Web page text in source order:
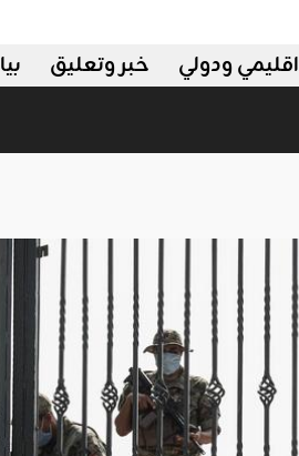
خبر وتعليق اقليمي ودولي